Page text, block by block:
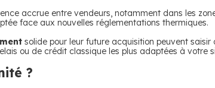
accrue entre vendeurs, notamment dans les
face aux nouvelles réglementations thermiques.
solide pour leur future acquisition peuvent
ou de crédit classique les plus adaptées à votre
?